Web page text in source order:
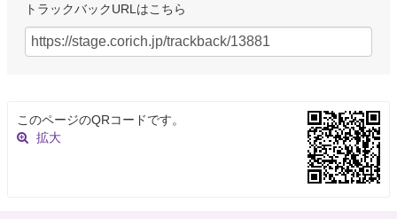
トラックバックURLはこちら
このページのQRコードです。
拡大